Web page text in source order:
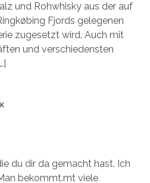
und Rohwhisky aus der auf
Fjords gelegenen
zugesetzt wird. Auch mit
und verschiedensten
du dir da gemacht hast. Ich
bekommt.mt viele